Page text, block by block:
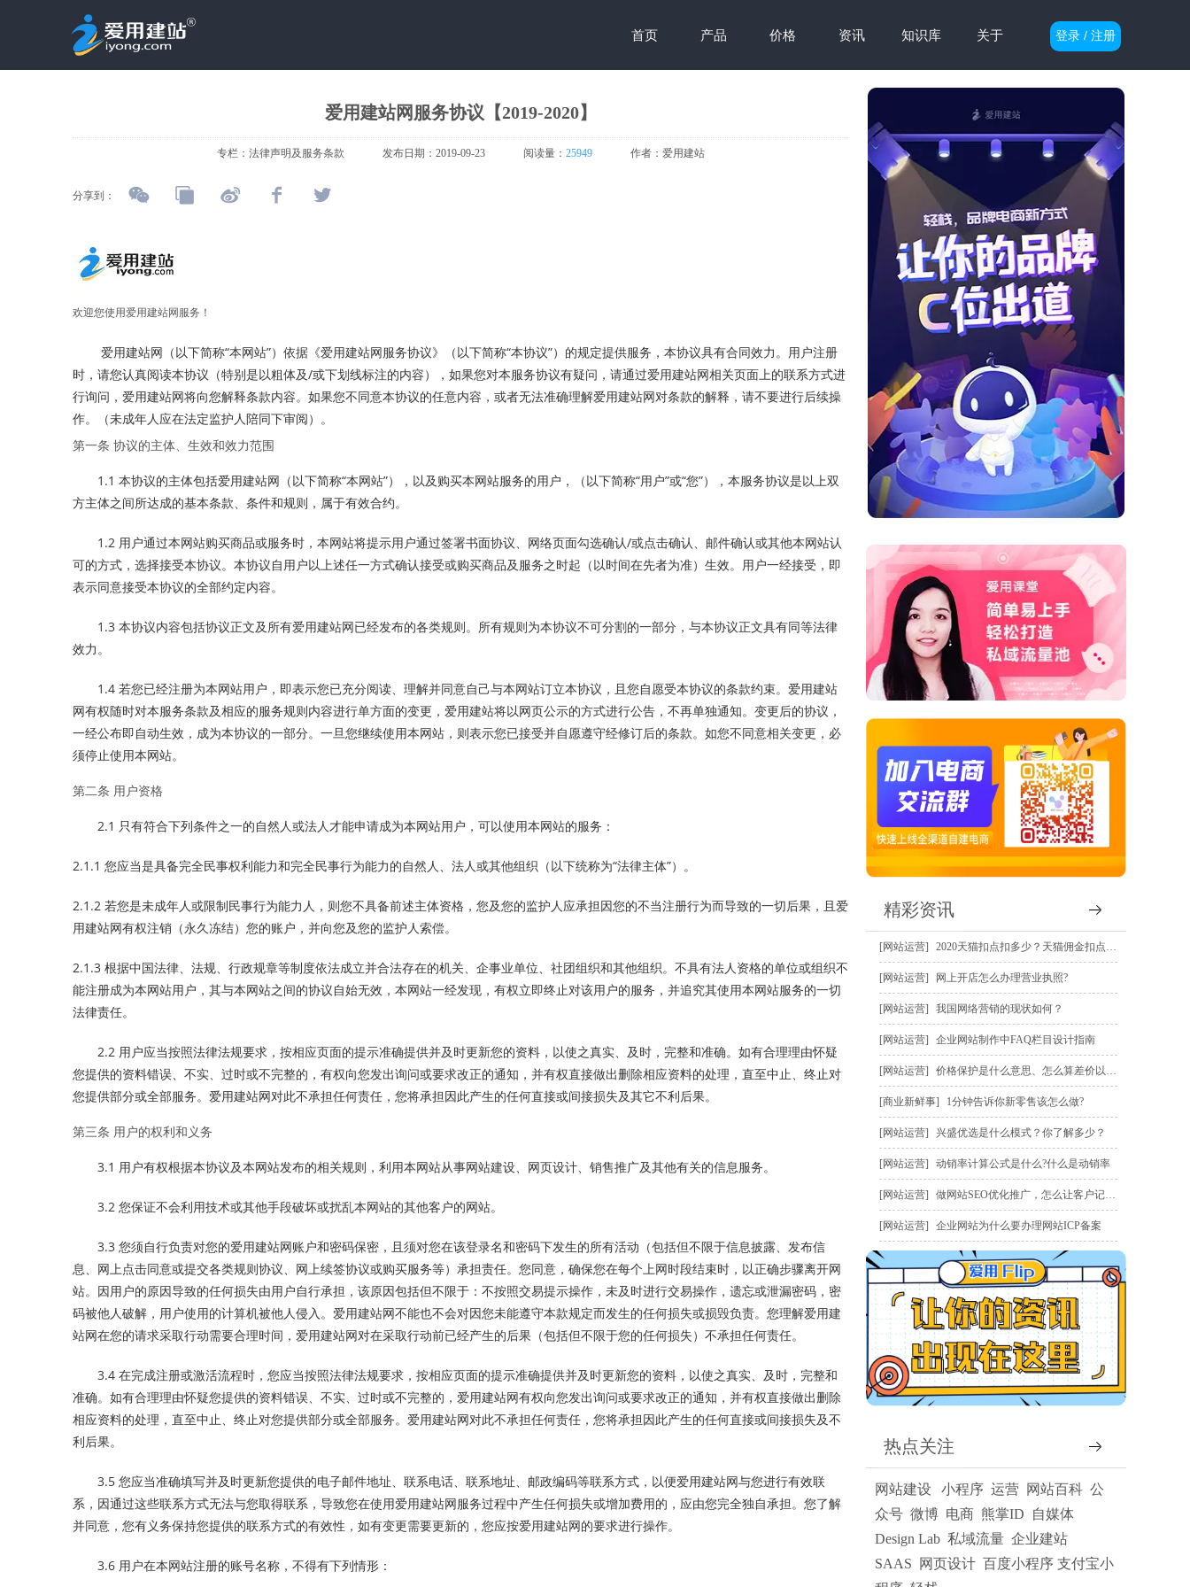
登录 / 注册
首页 产品 价格 资讯 知识库 关于
爱用建站网服务协议【2019-2020】
专栏： 法律声明及服务条款 发布日期： 2019-09-23 阅读量： 25949 作者： 爱用建站
分享到：
欢迎您使用爱用建站网服务！
爱用建站网（以下简称“本网站”）依据《爱用建站网服务协议》（以下简称“本协议”）的规定提供服务，本协议具有合同效力。用户注册
时，请您认真阅读本协议（特别是以粗体及/或下划线标注的内容），如果您对本服务协议有疑问，请通过爱用建站网相关页面上的联系方式进
行询问，爱用建站网将向您解释条款内容。如果您不同意本协议的任意内容，或者无法准确理解爱用建站网对条款的解释，请不要进行后续操
作。（未成年人应在法定监护人陪同下审阅）。
第一条 协议的主体、生效和效力范围
1.1 本协议的主体包括爱用建站网（以下简称“本网站”），以及购买本网站服务的用户，（以下简称“用户”或“您”），本服务协议是以上双
方主体之间所达成的基本条款、条件和规则，属于有效合约。
1.2 用户通过本网站购买商品或服务时，本网站将提示用户通过签署书面协议、网络页面勾选确认/或点击确认、邮件确认或其他本网站认
可的方式，选择接受本协议。本协议自用户以上述任一方式确认接受或购买商品及服务之时起（以时间在先者为准）生效。用户一经接受，即
表示同意接受本协议的全部约定内容。
1.3 本协议内容包括协议正文及所有爱用建站网已经发布的各类规则。所有规则为本协议不可分割的一部分，与本协议正文具有同等法律
效力。
1.4 若您已经注册为本网站用户，即表示您已充分阅读、理解并同意自己与本网站订立本协议，且您自愿受本协议的条款约束。爱用建站
网有权随时对本服务条款及相应的服务规则内容进行单方面的变更，爱用建站将以网页公示的方式进行公告，不再单独通知。变更后的协议，
一经公布即自动生效，成为本协议的一部分。一旦您继续使用本网站，则表示您已接受并自愿遵守经修订后的条款。如您不同意相关变更，必
须停止使用本网站。
第二条 用户资格
2.1 只有符合下列条件之一的自然人或法人才能申请成为本网站用户，可以使用本网站的服务：
2.1.1 您应当是具备完全民事权利能力和完全民事行为能力的自然人、法人或其他组织（以下统称为“法律主体”）。
2.1.2 若您是未成年人或限制民事行为能力人，则您不具备前述主体资格，您及您的监护人应承担因您的不当注册行为而导致的一切后果，且爱
用建站网有权注销（永久冻结）您的账户，并向您及您的监护人索偿。
2.1.3 根据中国法律、法规、行政规章等制度依法成立并合法存在的机关、企事业单位、社团组织和其他组织。不具有法人资格的单位或组织不
能注册成为本网站用户，其与本网站之间的协议自始无效，本网站一经发现，有权立即终止对该用户的服务，并追究其使用本网站服务的一切
法律责任。
2.2 用户应当按照法律法规要求，按相应页面的提示准确提供并及时更新您的资料，以使之真实、及时，完整和准确。如有合理理由怀疑
您提供的资料错误、不实、过时或不完整的，有权向您发出询问或要求改正的通知，并有权直接做出删除相应资料的处理，直至中止、终止对
您提供部分或全部服务。爱用建站网对此不承担任何责任，您将承担因此产生的任何直接或间接损失及其它不利后果。
第三条 用户的权利和义务
3.1 用户有权根据本协议及本网站发布的相关规则，利用本网站从事网站建设、网页设计、销售推广及其他有关的信息服务。
3.2 您保证不会利用技术或其他手段破坏或扰乱本网站的其他客户的网站。
3.3 您须自行负责对您的爱用建站网账户和密码保密，且须对您在该登录名和密码下发生的所有活动（包括但不限于信息披露、发布信
息、网上点击同意或提交各类规则协议、网上续签协议或购买服务等）承担责任。您同意，确保您在每个上网时段结束时，以正确步骤离开网
站。因用户的原因导致的任何损失由用户自行承担，该原因包括但不限于：不按照交易提示操作，未及时进行交易操作，遗忘或泄漏密码，密
码被他人破解，用户使用的计算机被他人侵入。爱用建站网不能也不会对因您未能遵守本款规定而发生的任何损失或损毁负责。您理解爱用建
站网在您的请求采取行动需要合理时间，爱用建站网对在采取行动前已经产生的后果（包括但不限于您的任何损失）不承担任何责任。
3.4 在完成注册或激活流程时，您应当按照法律法规要求，按相应页面的提示准确提供并及时更新您的资料，以使之真实、及时，完整和
准确。如有合理理由怀疑您提供的资料错误、不实、过时或不完整的，爱用建站网有权向您发出询问或要求改正的通知，并有权直接做出删除
相应资料的处理，直至中止、终止对您提供部分或全部服务。爱用建站网对此不承担任何责任，您将承担因此产生的任何直接或间接损失及不
利后果。
3.5 您应当准确填写并及时更新您提供的电子邮件地址、联系电话、联系地址、邮政编码等联系方式，以便爱用建站网与您进行有效联
系，因通过这些联系方式无法与您取得联系，导致您在使用爱用建站网服务过程中产生任何损失或增加费用的，应由您完全独自承担。您了解
并同意，您有义务保持您提供的联系方式的有效性，如有变更需要更新的，您应按爱用建站网的要求进行操作。
3.6 用户在本网站注册的账号名称，不得有下列情形：
精彩资讯
网站运营 2020天猫扣点扣多少？天猫佣金扣点规则？
网站运营 网上开店怎么办理营业执照?
网站运营 我国网络营销的现状如何？
网站运营 企业网站制作中FAQ栏目设计指南
网站运营 价格保护是什么意思、怎么算差价以及怎么申请价保赔偿？
商业新鲜事 1分钟告诉你新零售该怎么做?
网站运营 兴盛优选是什么模式？你了解多少？
网站运营 动销率计算公式是什么?什么是动销率
网站运营 做网站SEO优化推广，怎么让客户记住我？
网站运营 企业网站为什么要办理网站ICP备案
热点关注
网站建设 小程序 运营 网站百科 公
众号 微博 电商 熊掌ID
自媒体
Design Lab 私域流量 企业建站
SAAS
网页设计 百度小程序 支付宝小